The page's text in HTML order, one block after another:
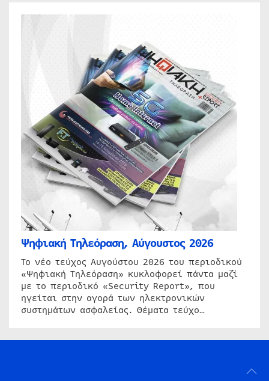
Ψηφιακή Τηλεόραση, Αύγουστος 2026
Το νέο τεύχος Αυγούστου 2026 του περιοδικού
«Ψηφιακή Τηλεόραση» κυκλοφορεί πάντα μαζί
με το περιοδικό «Security Report», που
ηγείται στην αγορά των ηλεκτρονικών
συστημάτων ασφαλείας. Θέματα τεύχο…